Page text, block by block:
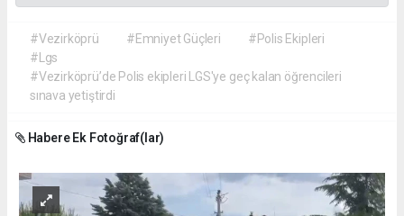
#Vezirköprü #Emniyet Güçleri
#Polis Ekipleri
#Lgs
#Vezirköprü’de Polis ekipleri LGS'ye geç kalan öğrencileri
sınava yetiştirdi
Habere Ek Fotoğraf(lar)